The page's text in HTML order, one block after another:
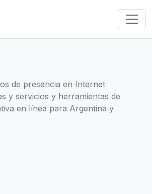
de presencia en Internet
y servicios y herramientas de
en línea para Argentina y